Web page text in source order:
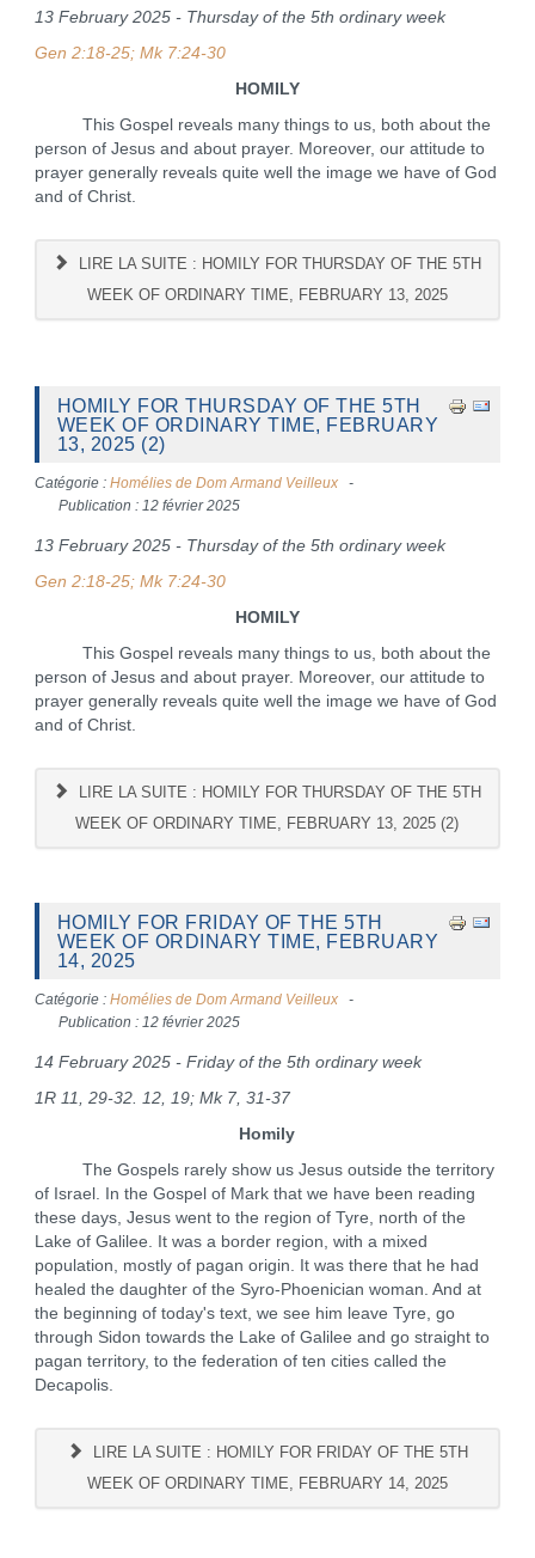
13 February 2025 - Thursday of the 5th ordinary week
Gen 2:18-25; Mk 7:24-30
HOMILY
This Gospel reveals many things to us, both about the
person of Jesus and about prayer. Moreover, our attitude to
prayer generally reveals quite well the image we have of God
and of Christ.
LIRE LA SUITE : HOMILY FOR THURSDAY OF THE 5TH
WEEK OF ORDINARY TIME, FEBRUARY 13, 2025
HOMILY FOR THURSDAY OF THE 5TH
WEEK OF ORDINARY TIME, FEBRUARY
13, 2025 (2)
Catégorie : Homélies de Dom Armand Veilleux
Publication : 12 février 2025
13 February 2025 - Thursday of the 5th ordinary week
Gen 2:18-25; Mk 7:24-30
HOMILY
This Gospel reveals many things to us, both about the
person of Jesus and about prayer. Moreover, our attitude to
prayer generally reveals quite well the image we have of God
and of Christ.
LIRE LA SUITE : HOMILY FOR THURSDAY OF THE 5TH
WEEK OF ORDINARY TIME, FEBRUARY 13, 2025 (2)
HOMILY FOR FRIDAY OF THE 5TH
WEEK OF ORDINARY TIME, FEBRUARY
14, 2025
Catégorie : Homélies de Dom Armand Veilleux
Publication : 12 février 2025
14 February 2025 - Friday of the 5th ordinary week
1R 11, 29-32. 12, 19; Mk 7, 31-37
Homily
The Gospels rarely show us Jesus outside the territory
of Israel. In the Gospel of Mark that we have been reading
these days, Jesus went to the region of Tyre, north of the
Lake of Galilee. It was a border region, with a mixed
population, mostly of pagan origin. It was there that he had
healed the daughter of the Syro-Phoenician woman. And at
the beginning of today's text, we see him leave Tyre, go
through Sidon towards the Lake of Galilee and go straight to
pagan territory, to the federation of ten cities called the
Decapolis.
LIRE LA SUITE : HOMILY FOR FRIDAY OF THE 5TH
WEEK OF ORDINARY TIME, FEBRUARY 14, 2025